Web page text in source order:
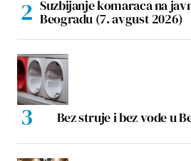
Suzbijanje komaraca na
Beogradu (7. avgust 2026)
Bez struje i bez vode u